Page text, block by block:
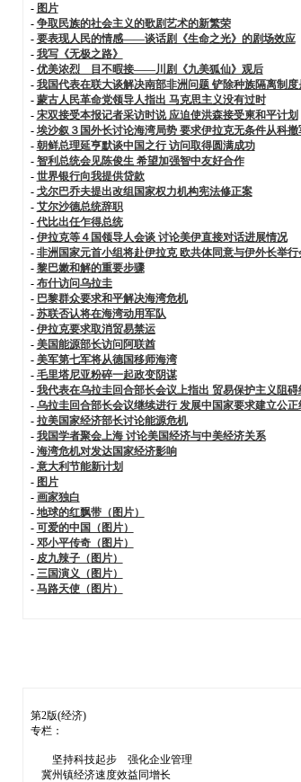
- 图片
- 争取民族的社会主义的歌剧艺术的新繁荣
- 要表现人民的情感——谈话剧《生命之光》的剧场效应
- 我写《无极之路》
- 优美浓烈 目不暇接——川剧《九美狐仙》观后
- 我国代表在联大谈解决南部非洲问题 铲除种族隔离制度
- 蒙古人民革命党领导人指出 马克思主义没有过时
- 宋双接受本报记者采访时说 应迫使洪森接受柬和平计划
- 埃沙叙３国外长讨论海湾局势 要求伊拉克无条件从科撤
- 朝鲜总理延亨默谈中国之行 访问取得圆满成功
- 智利总统会见陈俊生 希望加强智中友好合作
- 世界银行向我提供贷款
- 戈尔巴乔夫提出改组国家权力机构宪法修正案
- 艾尔沙德总统辞职
- 代比出任乍得总统
- 伊拉克等４国领导人会谈 讨论美伊直接对话进展情况
- 非洲国家元首小组将赴伊拉克 欧共体同意与伊外长举行
- 黎巴嫩和解的重要步骤
- 布什访问乌拉圭
- 巴黎群众要求和平解决海湾危机
- 苏联否认将在海湾动用军队
- 伊拉克要求取消贸易禁运
- 美国能源部长访问阿联酋
- 美军第七军将从德国移师海湾
- 毛里塔尼亚粉碎一起政变阴谋
- 我代表在乌拉圭回合部长会议上指出 贸易保护主义阻碍
- 乌拉圭回合部长会议继续进行 发展中国家要求建立公正
- 拉美国家经济部长讨论能源危机
- 我国学者聚会上海 讨论美国经济与中美经济关系
- 海湾危机对发达国家经济影响
- 意大利节能新计划
- 图片
- 画家独白
- 地球的红飘带（图片）
- 可爱的中国（图片）
- 邓小平传奇（图片）
- 皮九辣子（图片）
- 三国演义（图片）
- 马路天使（图片）
第2版(经济)
专栏：
坚持科技起步 强化企业管理
冀州镇经济速度效益同增长